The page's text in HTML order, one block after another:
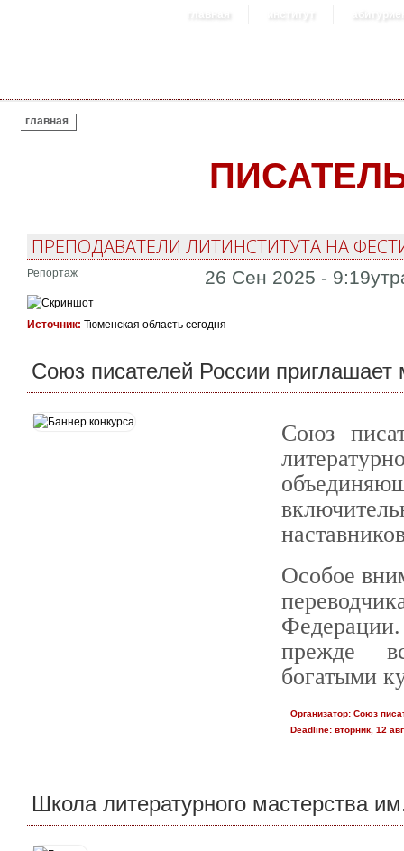
главная институт
ВЫ ЗДЕСЬ
главная
ПРЕПОДАВАТЕЛИ ЛИТИНСТИТУТА НА
Репортаж 26 Сен 2025 -
Источник: Тюменская область сегодня
Союз писателей России
Союз
Особое
прежде
богатыми
Организатор:Союз
Deadline:вторник, 12
Школа литературного мастерства